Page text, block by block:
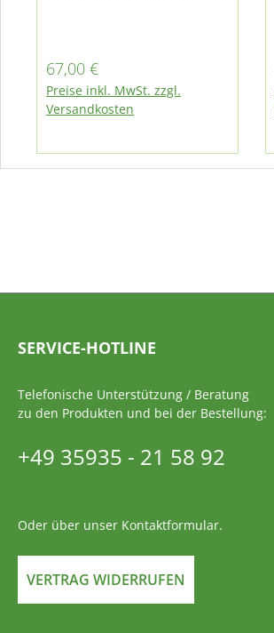
Spannbügel benötigt -
diese finden Sie HIER
Regulärer Preis:
67,00 €
Preise inkl. MwSt. zzgl.
Versandkosten
SERVICE-HOTLINE
Telefonische Unterstützung / Beratung
zu den Produkten und bei der Bestellung:
+49 35935 - 21 58 92
Oder über unser Kontaktformular.
VERTRAG WIDERRUFEN